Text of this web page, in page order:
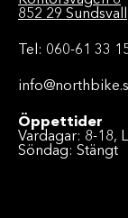
852 29 Sundsvall
Tel: 060-61 33
Öppettider
Vardagar: 8-18,
Söndag: Stängt